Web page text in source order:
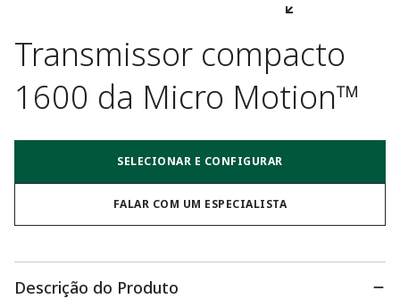
Transmissor compacto
1600 da Micro Motion™
SELECIONAR E CONFIGURAR
FALAR COM UM ESPECIALISTA
Descrição do Produto